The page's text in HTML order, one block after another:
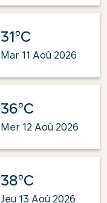
31°C
Mar 11 Aoû 2026
36°C
Mer 12 Aoû 2026
38°C
Jeu 13 Aoû 2026